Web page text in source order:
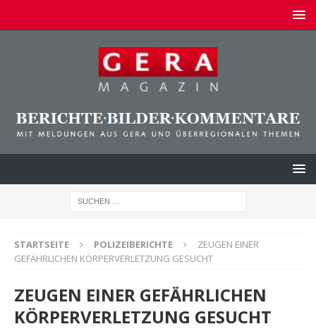
STARTSEITE POLIZEIBERICHTE
ZEUGEN EINER
GEFÄHRLICHEN KÖRPERVERLETZUNG GESUCHT
ZEUGEN EINER GEFÄHRLICHEN
KÖRPERVERLETZUNG GESUCHT